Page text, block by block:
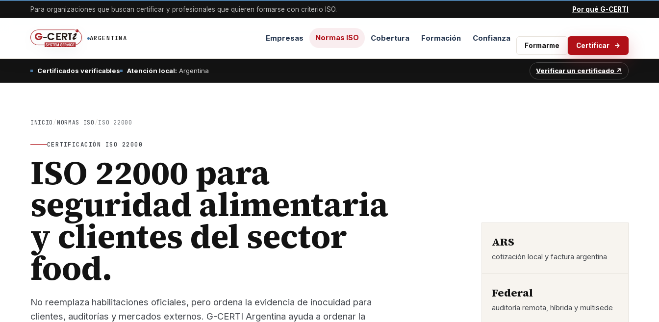
Para organizaciones que buscan certificar y profesionales que quieren formarse con criterio ISO. Por qué G-CERTI
ARGENTINA Empresas Normas ISO Cobertura Formación Confianza
Formarme Certificar
Certificados verificables Atención local: Argentina Verificar un certificado ↗
INICIO / NORMAS ISO / ISO 22000
CERTIFICACIÓN ISO 22000
ISO 22000 para
seguridad alimentaria
y clientes del sector
food.
No reemplaza habilitaciones oficiales, pero ordena la evidencia de inocuidad para
clientes, auditorías y mercados externos. G-CERTI Argentina ayuda a ordenar la
ARS
cotización local y factura argentina
Federal
auditoría remota, híbrida y multisede